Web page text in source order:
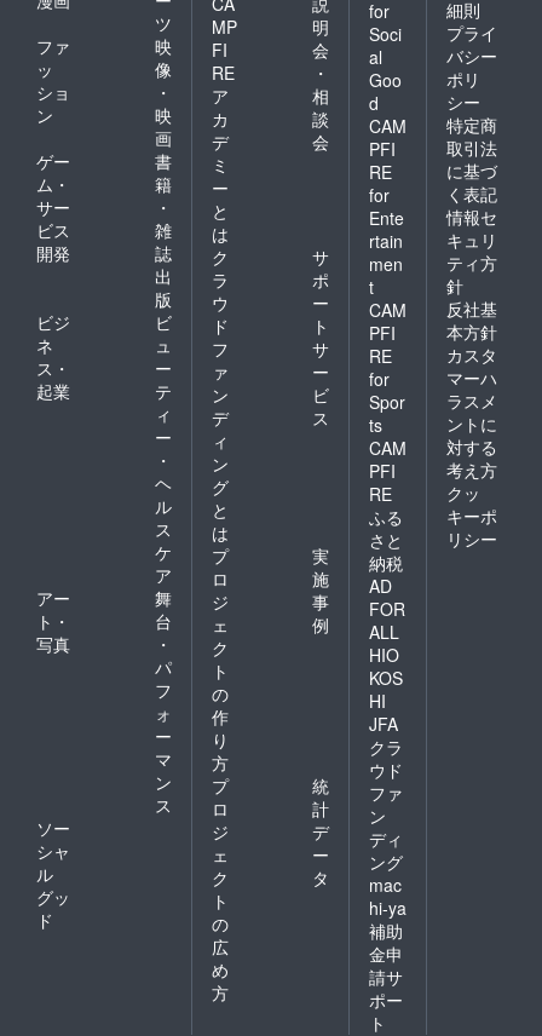
ツ
ファ
ッ
ショ
ン
映
像
・
映
画
ゲー
ム・
サー
ビス
開発
書
籍
・
雑
誌
出
版
ビジ
ネ
ス・
起業
ビ
ュ
ー
テ
ィ
ー
・
ヘ
ル
ス
ケ
ア
アー
ト・
写真
舞
台
・
パ
フ
ォ
ー
マ
ン
ス
ソー
シャ
ル
グッ
ド
MP
FI
RE
ア
カ
デ
ミ
ー
と
は
明
会
・
相
談
会
ク
ラ
ウ
ド
フ
ァ
ン
デ
ィ
ン
グ
と
は
サ
ポ
ー
ト
サ
ー
ビ
ス
プ
ロ
ジ
ェ
ク
ト
の
作
り
方
実
施
事
例
プ
ロ
ジ
ェ
ク
ト
の
広
め
方
統
計
デ
ー
タ
for
Soci
al
Goo
d
CAM
PFI
RE
for
Ente
rtain
men
t
CAM
PFI
RE
for
Spor
ts
CAM
PFI
RE
ふる
さと
納税
AD
FOR
ALL
HIO
KOS
HI
JFA
クラ
ウド
ファ
ン
ディ
ング
mac
hi-ya
補助
金申
請サ
ポー
ト
細則
プライ
バシー
ポリ
シー
特定商
取引法
に基づ
く表記
情報セ
キュリ
ティ方
針
反社基
本方針
カスタ
マーハ
ラスメ
ントに
対する
考え方
クッ
キーポ
リシー